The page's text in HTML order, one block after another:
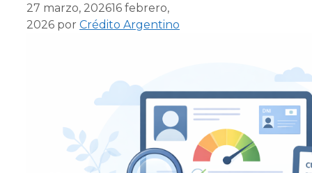
27 marzo, 202616 febrero,
2026 por Crédito Argentino